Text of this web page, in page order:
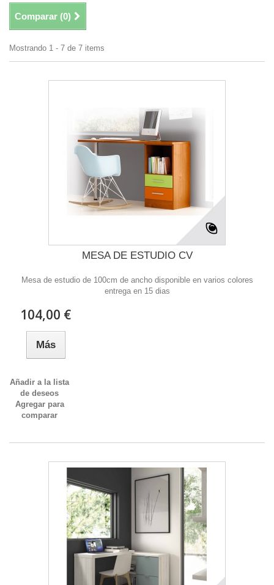
Comparar (0)
Mostrando 1 - 7 de 7 items
MESA DE ESTUDIO CV
Mesa de estudio de 100cm de ancho disponible en varios colores
entrega en 15 dias
104,00 €
Más
Añadir a la lista
de deseos
Agregar para
comparar